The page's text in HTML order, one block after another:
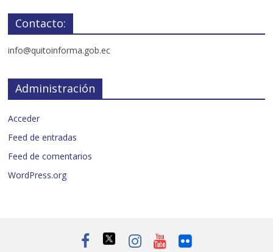
Contacto:
info@quitoinforma.gob.ec
Administración
Acceder
Feed de entradas
Feed de comentarios
WordPress.org